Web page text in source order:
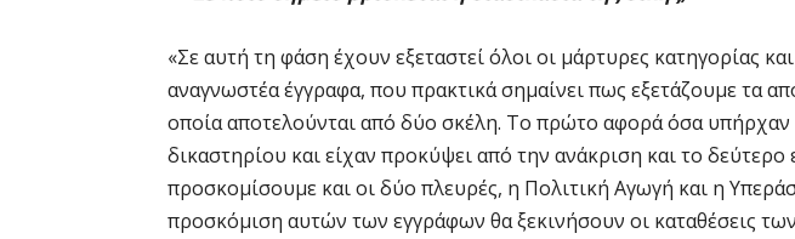
«Σε αυτή τη φάση έχουν εξεταστεί όλοι οι μάρτυρες κατηγορίας
αναγνωστέα έγγραφα, που πρακτικά σημαίνει πως εξετάζουμε τα
οποία αποτελούνται από δύο σκέλη. Το πρώτο αφορά όσα
δικαστηρίου και είχαν προκύψει από την ανάκριση και το δεύτερο
προσκομίσουμε και οι δύο πλευρές, η Πολιτική Αγωγή και η
προσκόμιση αυτών των εγγράφων θα ξεκινήσουν οι καταθέσεις